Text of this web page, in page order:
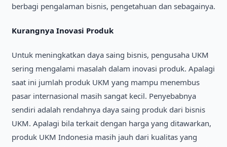
berbagi pengalaman bisnis, pengetahuan dan sebagainya.
Kurangnya Inovasi Produk
Untuk meningkatkan daya saing bisnis, pengusaha UKM
sering mengalami masalah dalam inovasi produk. Apalagi
saat ini jumlah produk UKM yang mampu menembus
pasar internasional masih sangat kecil. Penyebabnya
sendiri adalah rendahnya daya saing produk dari bisnis
UKM. Apalagi bila terkait dengan harga yang ditawarkan,
produk UKM Indonesia masih jauh dari kualitas yang